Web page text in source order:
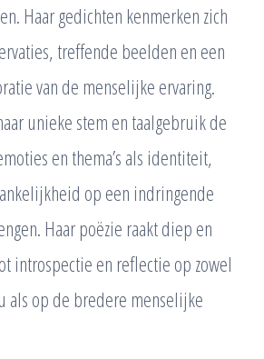
Haar gedichten kenmerken zich
treffende beelden en een
van de menselijke ervaring.
unieke stem en taalgebruik de
en thema’s als identiteit,
op een indringende
Haar poëzie raakt diep en
introspectie en reflectie op zowel
als op de bredere menselijke